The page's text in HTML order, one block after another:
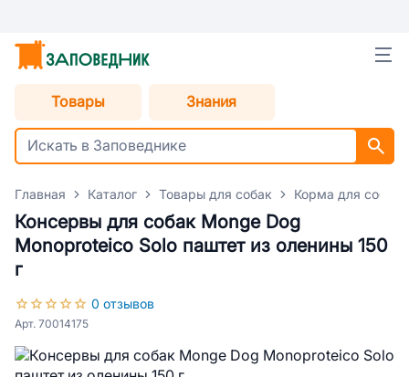
Товары Знания
Главная Каталог Товары для собак Корма для собак
Консервы для собак Monge Dog
Monoproteico Solo паштет из оленины 150
г
0 отзывов
Арт. 70014175